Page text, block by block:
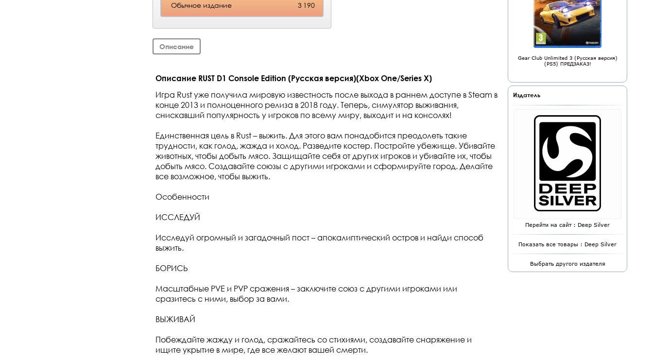
Обычное издание 3 190
Описание
Описание RUST D1 Console Edition (Русская версия)(Xbox One/Series X)
Игра Rust уже получила мировую известность после выхода в раннем доступе в Steam в
конце 2013 и полноценного релиза в 2018 году. Теперь, симулятор выживания,
снискавший популярность у игроков по всему миру, выходит и на консолях!
Единственная цель в Rust – выжить. Для этого вам понадобится преодолеть такие
трудности, как голод, жажда и холод. Разведите костер. Постройте убежище. Убивайте
животных, чтобы добыть мясо. Защищайте себя от других игроков и убивайте их, чтобы
добыть мясо. Создавайте союзы с другими игроками и сформируйте город. Делайте
все возможное, чтобы выжить.
Особенности
ИССЛЕДУЙ
Исследуй огромный и загадочный пост – апокалиптический остров и найди способ
выжить.
БОРИСЬ
Масштабные PVE и PVP сражения – заключите союз с другими игроками или
сразитесь с ними, выбор за вами.
ВЫЖИВАЙ
Побеждайте жажду и голод, сражайтесь со стихиями, создавайте снаряжение и
ищите укрытие в мире, где все желают вашей смерти.
Gear Club Unlimited 3 (Русская версия)
(PS5) ПРЕДЗАКАЗ!
Издатель
Перейти на сайт : Deep Silver
Показать все товары : Deep Silver
Выбрать другого издателя